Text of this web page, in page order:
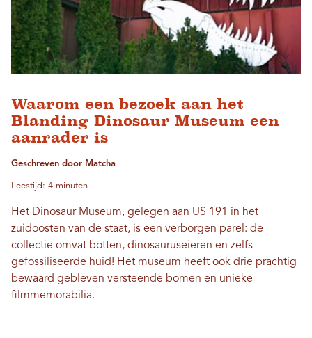
Waarom een ​​bezoek aan het
Blanding Dinosaur Museum een ​​
aanrader is
Geschreven door Matcha
Leestijd: 4 minuten
Het Dinosaur Museum, gelegen aan US 191 in het
zuidoosten van de staat, is een verborgen parel: de
collectie omvat botten, dinosauruseieren en zelfs
gefossiliseerde huid! Het museum heeft ook drie prachtig
bewaard gebleven versteende bomen en unieke
filmmemorabilia.